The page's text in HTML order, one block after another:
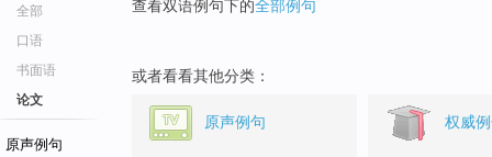
全部
口语
书面语
论文
原声例句
查看双语例句下的全部例句
或者看看其他分类：
原声例句 权威